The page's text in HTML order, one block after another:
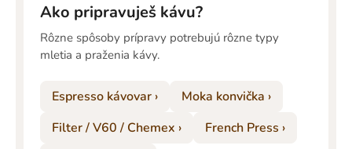
Ako pripravuješ kávu?
Rôzne spôsoby prípravy potrebujú rôzne typy
mletia a praženia kávy.
Espresso kávovar ›
Moka konvička ›
Filter / V60 / Chemex ›
French Press ›